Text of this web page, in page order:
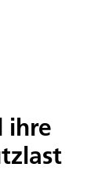
ihre